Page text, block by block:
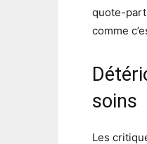
quote-part
comme
soins
Les